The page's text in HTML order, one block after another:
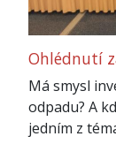
Ohlédnutí
Má smysl
odpadu? A
jedním z